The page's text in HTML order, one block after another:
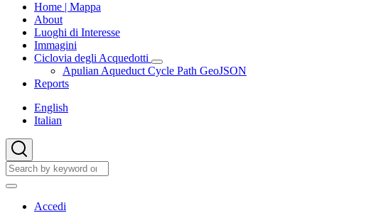
Main
navigation
Home | Mappa
About
Luoghi di Interesse
Immagini
Ciclovia degli Acquedotti
Ciclovia
degli
Apulian Aqueduct Cycle Path GeoJSON
Reports
English
Italian
Cerca
Cerca
User
Accedi